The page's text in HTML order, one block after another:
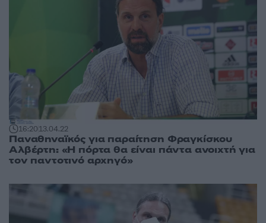
16:2013.04.22
Παναθηναϊκός για παραίτηση Φραγκίσκου
Αλβέρτη: «Η πόρτα θα είναι πάντα ανοιχτή για
τον παντοτινό αρχηγό»